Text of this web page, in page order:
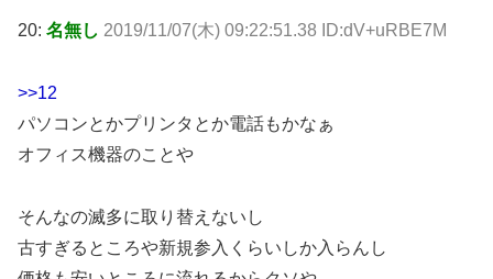
20: 名無し 2019/11/07(木) 09:22:51.38 ID:dV+uRBE7M
>>12
パソコンとかプリンタとか電話もかなぁ
オフィス機器のことや
そんなの滅多に取り替えないし
古すぎるところや新規参入くらいしか入らんし